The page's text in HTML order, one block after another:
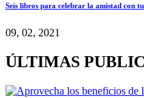
Seis libros para celebrar la amistad con
09, 02, 2021
ÚLTIMAS